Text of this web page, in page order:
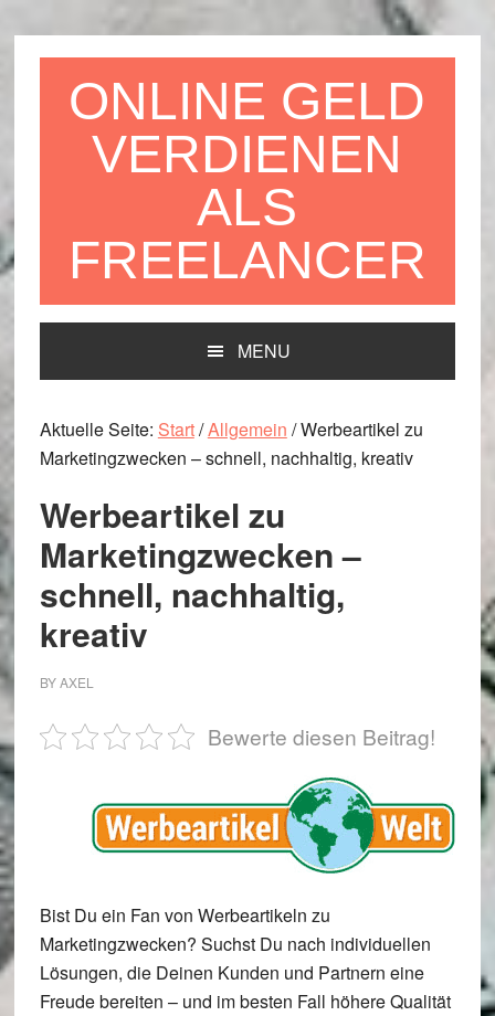
Hauptnavigation
Inhalt
Seitenspalte
ONLINE GELD
VERDIENEN
ALS
FREELANCER
MENU
Aktuelle Seite: Start/Allgemein /Werbeartikel zu
Marketingzwecken – schnell, nachhaltig, kreativ
Werbeartikel zu
Marketingzwecken –
schnell, nachhaltig,
kreativ
BYAXEL
Bewerte diesen Beitrag!
Bist Du ein Fan von Werbeartikeln zu
Marketingzwecken? Suchst Du nach individuellen
Lösungen, die Deinen Kunden und Partnern eine
Freude bereiten – und im besten Fall höhere Qualität